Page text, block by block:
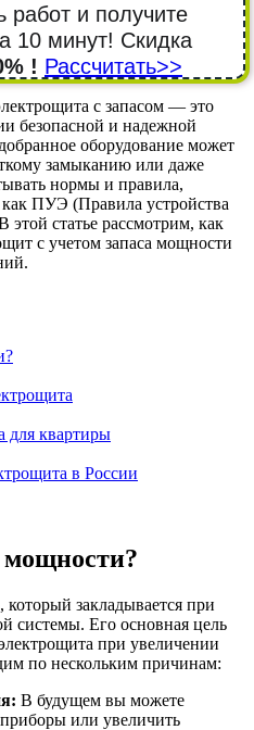
работ и получите
10 минут! Cкидка
! Рассчитать>>
с запасом — это
безопасной и надежной
оборудование может
замыканию или даже
нормы и правила,
ПУЭ (Правила устройства
статье рассмотрим, как
с учетом запаса мощности
для квартиры
в России
мощности?
закладывается при
системы. Его основная цель
при увеличении
по нескольким причинам:
В будущем вы можете
или увеличить